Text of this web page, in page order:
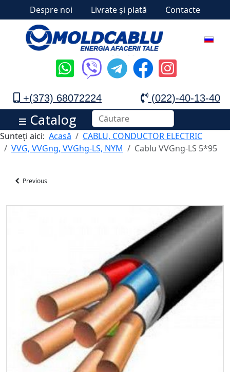
Despre noi Livrate și plată Contacte
+(373) 68072224 (022)-40-13-40
Catalog
Sunteți aici: Acasă
CABLU, CONDUCTOR ELECTRIC
VVG, VVGng, VVGhg-LS, NYM
Cablu VVGng-LS 5*95
Previous